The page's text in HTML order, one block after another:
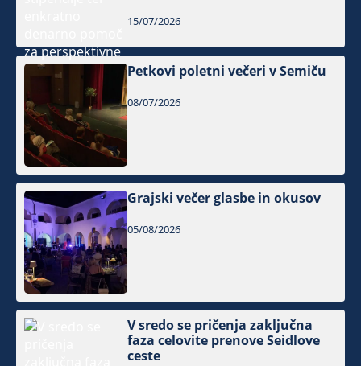
15/07/2026
Petkovi poletni večeri v Semiču
08/07/2026
Grajski večer glasbe in okusov
05/08/2026
V sredo se pričenja zaključna
faza celovite prenove Seidlove
ceste